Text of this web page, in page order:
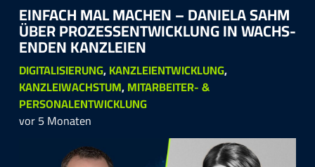
EIN­FACH MAL MA­CH­EN – DANIE­LA SAHM
ÜBER PRO­ZESS­ENT­WICK­LUNG IN WACHS­
EN­DEN KANZ­LEI­EN
DIGITALISIERUNG,KANZLEIENTWICKLUNG,
KANZLEIWACHSTUM,MITARBEITER- &
PERSONALENTWICKLUNG
vor 5 Monaten